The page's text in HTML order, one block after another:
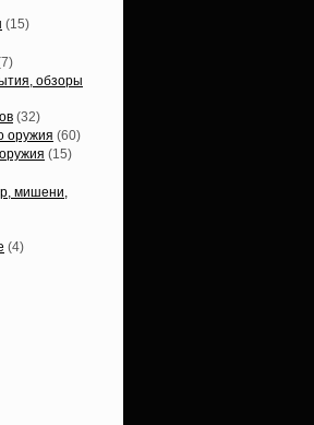
(15)
обзоры
(32)
оружия (60)
(15)
мишени,
(4)